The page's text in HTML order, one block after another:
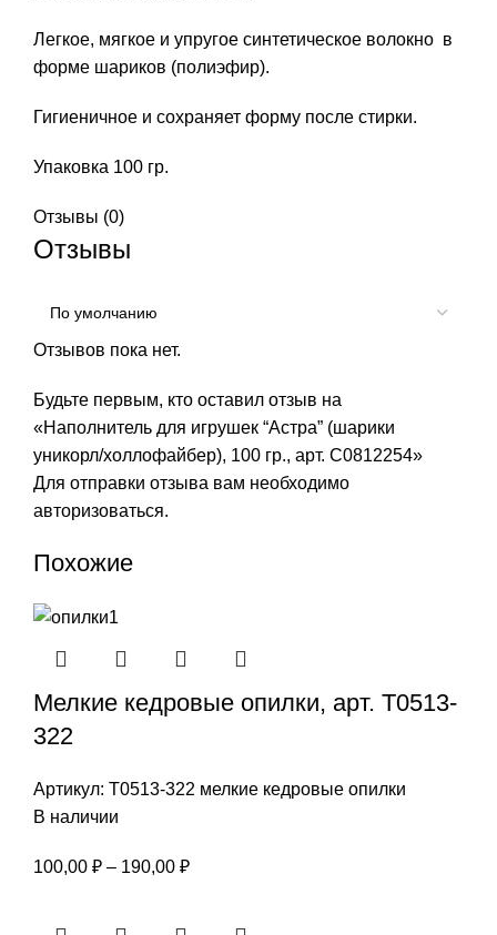
Легкое, мягкое и упругое синтетическое волокно в
форме шариков (полиэфир).
Гигиеничное и сохраняет форму после стирки.
Упаковка 100 гр.
Отзывы (0)
Отзывы
Отзывов пока нет.
Будьте первым, кто оставил отзыв на
«Наполнитель для игрушек “Астра” (шарики
уникорл/холлофайбер), 100 гр., арт. С0812254»
Для отправки отзыва вам необходимо
авторизоваться.
Похожие
Мелкие кедровые опилки, арт. Т0513-
322
Артикул: Т0513-322 мелкие кедровые опилки
В наличии
100,00 ₽ – 190,00 ₽Диапазон